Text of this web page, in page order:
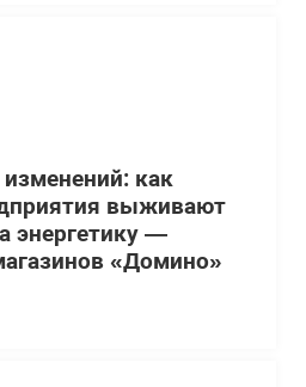
изменений: как
выживают
энергетику —
«Домино»